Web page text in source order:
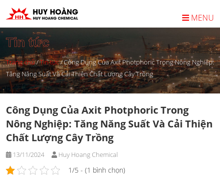
Skip
to
content
MENU
Tin tức
Trang chủ/Tin tức/Công Dụng Của Axit Photphoric Trong Nông Nghiệp:
Tăng Năng Suất Và Cải Thiện Chất Lượng Cây Trồng
Công Dụng Của Axit Photphoric Trong
Nông Nghiệp: Tăng Năng Suất Và Cải Thiện
Chất Lượng Cây Trồng
13/11/2024 Huy Hoang Chemical
1/5 - (1 bình chọn)